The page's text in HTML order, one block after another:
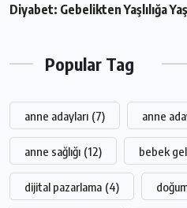
Diyabet: Gebelikten Yaşlılığa
Popular Tag
anne adayları (7) anne
anne sağlığı (12) bebek
dijital pazarlama (4)